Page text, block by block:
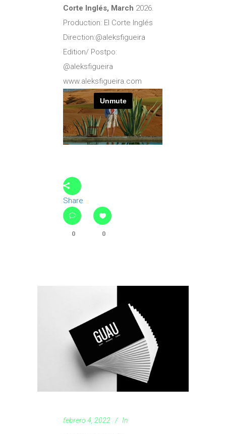
Corte Inglés, March 2026.
Production: El Corte Inglés
Direction:@aleksfigueira
Edition/ Postpo:
@aleksfigueira
www.aleksfigueira.com
Share
0 0
febrero 4, 2022 In